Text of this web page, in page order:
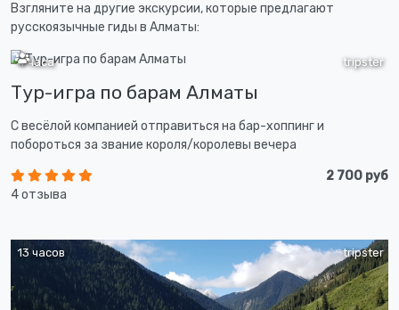
Взгляните на другие экскурсии, которые предлагают
русскоязычные гиды в Алматы:
tripster
4 часа
Тур-игра по барам Алматы
С весёлой компанией отправиться на бар-хоппинг и
побороться за звание короля/королевы вечера
4 отзыва
2 700 руб
tripster
13 часов